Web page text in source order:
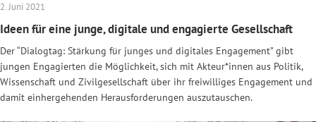
2. Juni 2021
Ideen für eine junge, digitale und engagierte Gesellschaft
Der “Dialogtag: Stärkung für junges und digitales Engagement” gibt
jungen Engagierten die Möglichkeit, sich mit Akteur*innen aus Politik,
Wissenschaft und Zivilgesellschaft über ihr freiwilliges Engagement und
damit einhergehenden Herausforderungen auszutauschen.